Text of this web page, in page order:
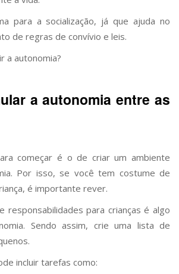
para a socialização, já que ajuda no
de regras de convívio e leis.
a autonomia?
a autonomia entre as
começar é o de criar um ambiente
Por isso, se você tem costume de
é importante rever.
responsabilidades para crianças é algo
Sendo assim, crie uma lista de
incluir tarefas como: